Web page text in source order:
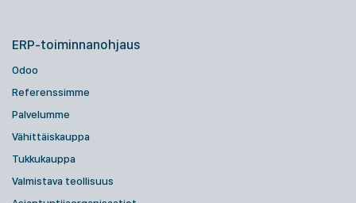
ERP-toiminnanohjaus
Odoo
Referenssimme
Palvelumme
Vähittäiskauppa
Tukkukauppa
Valmistava teollisuus